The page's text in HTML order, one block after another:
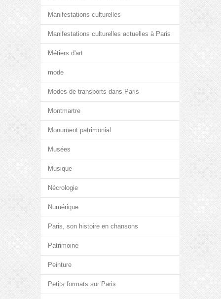
Manifestations culturelles
Manifestations culturelles actuelles à Paris
Métiers d'art
mode
Modes de transports dans Paris
Montmartre
Monument patrimonial
Musées
Musique
Nécrologie
Numérique
Paris, son histoire en chansons
Patrimoine
Peinture
Petits formats sur Paris